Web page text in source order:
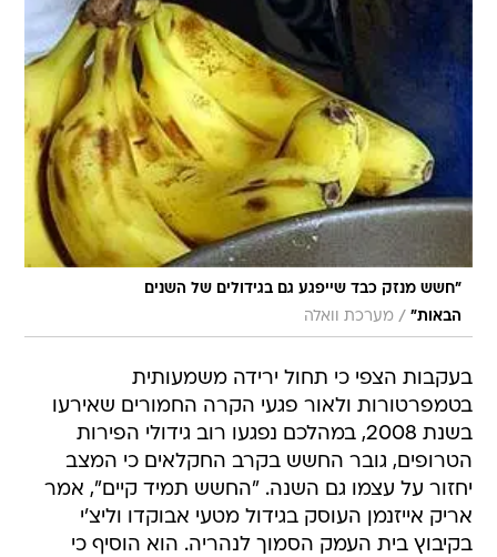
"חשש מנזק כבד שייפגע גם בגידולים של השנים
הבאות" / מערכת וואלה
בעקבות הצפי כי תחול ירידה משמעותית
בטמפרטורות ולאור פגעי הקרה החמורים שאירעו
בשנת 2008, במהלכם נפגעו רוב גידולי הפירות
הטרופים, גובר החשש בקרב החקלאים כי המצב
יחזור על עצמו גם השנה. "החשש תמיד קיים", אמר
אריק אייזנמן העוסק בגידול מטעי אבוקדו וליצ'י
בקיבוץ בית העמק הסמוך לנהריה. הוא הוסיף כי